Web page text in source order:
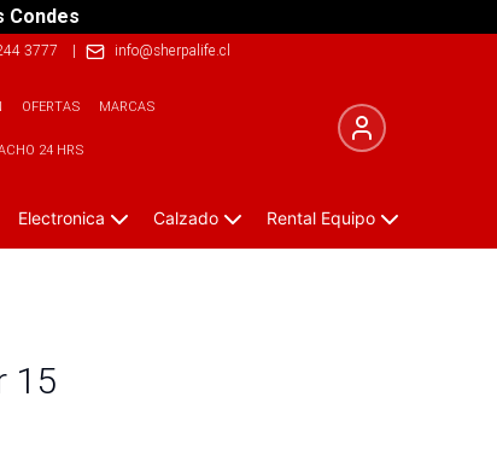
Condes
3777 | info@sherpalife.cl
OFERTAS MARCAS
24 HRS
Electronica Calzado Rental Equipo
15